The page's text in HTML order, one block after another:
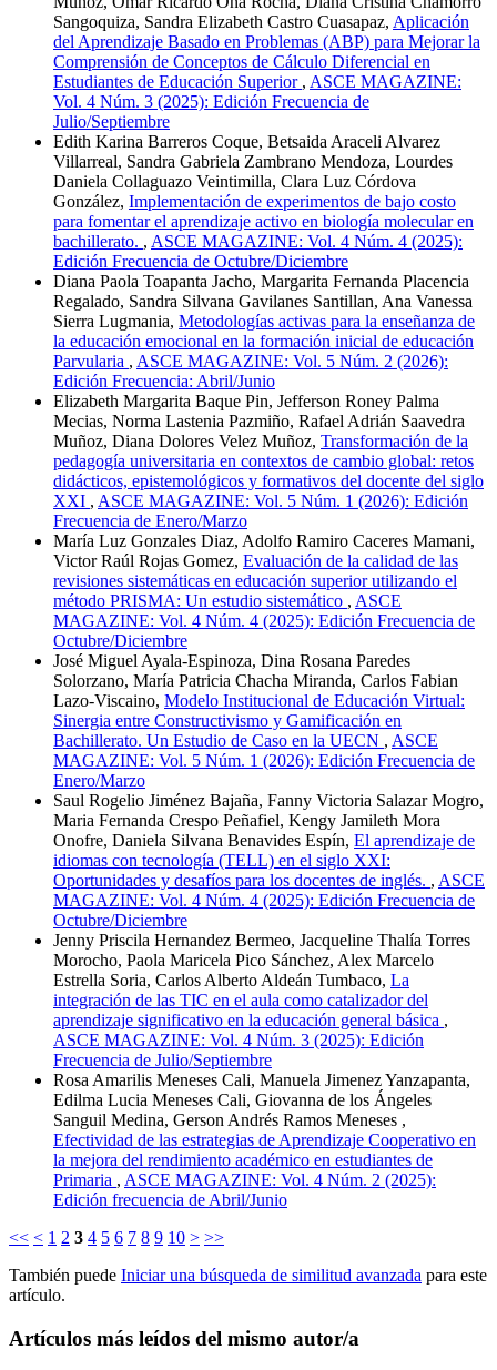
Sangoquiza, Sandra Elizabeth Castro Cuasapaz, Aplicación
del Aprendizaje Basado en Problemas (ABP) para Mejorar la
Comprensión de Conceptos de Cálculo Diferencial en
Estudiantes de Educación Superior , ASCE MAGAZINE:
Vol. 4 Núm. 3 (2025): Edición Frecuencia de
Julio/Septiembre
Edith Karina Barreros Coque, Betsaida Araceli Alvarez
Villarreal, Sandra Gabriela Zambrano Mendoza, Lourdes
Daniela Collaguazo Veintimilla, Clara Luz Córdova
González, Implementación de experimentos de bajo costo
para fomentar el aprendizaje activo en biología molecular en
bachillerato. , ASCE MAGAZINE: Vol. 4 Núm. 4 (2025):
Edición Frecuencia de Octubre/Diciembre
Diana Paola Toapanta Jacho, Margarita Fernanda Placencia
Regalado, Sandra Silvana Gavilanes Santillan, Ana Vanessa
Sierra Lugmania, Metodologías activas para la enseñanza de
la educación emocional en la formación inicial de educación
Parvularia , ASCE MAGAZINE: Vol. 5 Núm. 2 (2026):
Edición Frecuencia: Abril/Junio
Elizabeth Margarita Baque Pin, Jefferson Roney Palma
Mecias, Norma Lastenia Pazmiño, Rafael Adrián Saavedra
Muñoz, Diana Dolores Velez Muñoz, Transformación de la
pedagogía universitaria en contextos de cambio global: retos
didácticos, epistemológicos y formativos del docente del siglo
XXI , ASCE MAGAZINE: Vol. 5 Núm. 1 (2026): Edición
Frecuencia de Enero/Marzo
María Luz Gonzales Diaz, Adolfo Ramiro Caceres Mamani,
Victor Raúl Rojas Gomez, Evaluación de la calidad de las
revisiones sistemáticas en educación superior utilizando el
método PRISMA: Un estudio sistemático , ASCE
MAGAZINE: Vol. 4 Núm. 4 (2025): Edición Frecuencia de
Octubre/Diciembre
José Miguel Ayala-Espinoza, Dina Rosana Paredes
Solorzano, María Patricia Chacha Miranda, Carlos Fabian
Lazo-Viscaino, Modelo Institucional de Educación Virtual:
Sinergia entre Constructivismo y Gamificación en
Bachillerato. Un Estudio de Caso en la UECN , ASCE
MAGAZINE: Vol. 5 Núm. 1 (2026): Edición Frecuencia de
Enero/Marzo
Saul Rogelio Jiménez Bajaña, Fanny Victoria Salazar Mogro,
Maria Fernanda Crespo Peñafiel, Kengy Jamileth Mora
Onofre, Daniela Silvana Benavides Espín, El aprendizaje de
idiomas con tecnología (TELL) en el siglo XXI:
Oportunidades y desafíos para los docentes de inglés. , ASCE
MAGAZINE: Vol. 4 Núm. 4 (2025): Edición Frecuencia de
Octubre/Diciembre
Jenny Priscila Hernandez Bermeo, Jacqueline Thalía Torres
Morocho, Paola Maricela Pico Sánchez, Alex Marcelo
Estrella Soria, Carlos Alberto Aldeán Tumbaco, La
integración de las TIC en el aula como catalizador del
aprendizaje significativo en la educación general básica ,
ASCE MAGAZINE: Vol. 4 Núm. 3 (2025): Edición
Frecuencia de Julio/Septiembre
Rosa Amarilis Meneses Cali, Manuela Jimenez Yanzapanta,
Edilma Lucia Meneses Cali, Giovanna de los Ángeles
Sanguil Medina, Gerson Andrés Ramos Meneses ,
Efectividad de las estrategias de Aprendizaje Cooperativo en
la mejora del rendimiento académico en estudiantes de
Primaria , ASCE MAGAZINE: Vol. 4 Núm. 2 (2025):
Edición frecuencia de Abril/Junio
<< < 1 2 3 4 5 6 7 8 9 10 > >>
También puede Iniciar una búsqueda de similitud avanzada para este
artículo.
Artículos más leídos del mismo autor/a